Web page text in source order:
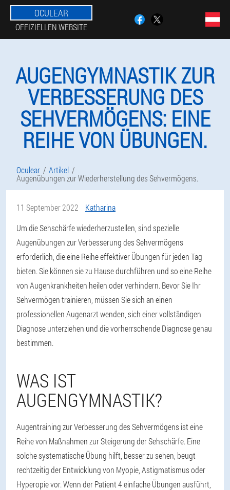
OCULEAR
OFFIZIELLEN WEBSITE
AUGENGYMNASTIK ZUR
VERBESSERUNG DES
SEHVERMÖGENS: EINE
REIHE VON ÜBUNGEN.
Oculear Artikel
Augenübungen zur Wiederherstellung des Sehvermögens.
11 September 2022
Katharina
Um die Sehschärfe wiederherzustellen, sind spezielle
Augenübungen zur Verbesserung des Sehvermögens
erforderlich, die eine Reihe effektiver Übungen für jeden Tag
bieten. Sie können sie zu Hause durchführen und so eine Reihe
von Augenkrankheiten heilen oder verhindern. Bevor Sie Ihr
Sehvermögen trainieren, müssen Sie sich an einen
professionellen Augenarzt wenden, sich einer vollständigen
Diagnose unterziehen und die vorherrschende Diagnose genau
bestimmen.
WAS IST
AUGENGYMNASTIK?
Augentraining zur Verbesserung des Sehvermögens ist eine
Reihe von Maßnahmen zur Steigerung der Sehschärfe. Eine
solche systematische Übung hilft, besser zu sehen, beugt
rechtzeitig der Entwicklung von Myopie, Astigmatismus oder
Hyperopie vor. Wenn der Patient 4 einfache Übungen ausführt,